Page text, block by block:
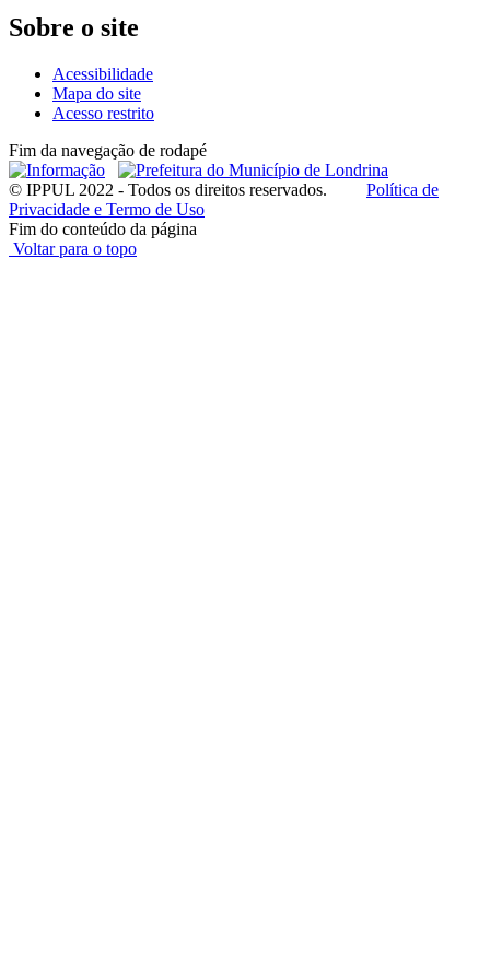
Sobre o site
Acessibilidade
Mapa do site
Acesso restrito
Fim da navegação de rodapé
© IPPUL 2022 - Todos os direitos reservados. Política de
Privacidade e Termo de Uso
Fim do conteúdo da página
Voltar para o topo